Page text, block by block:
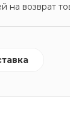
на возврат